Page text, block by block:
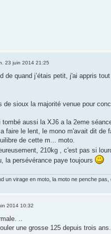
23 juin 2014 21:25
de quand j’étais petit, j'ai appris
de sioux la majorité venue pour
tombé aussi la XJ6 a la 2eme
faire le lent, le mono m'avait dit
de cette m... moto.
210kg , c'est pas si
la persévérance paye toujours
un virage en moto, la moto ne penche pas,
2014 10:32
..
une grosse 125 depuis trois ans...